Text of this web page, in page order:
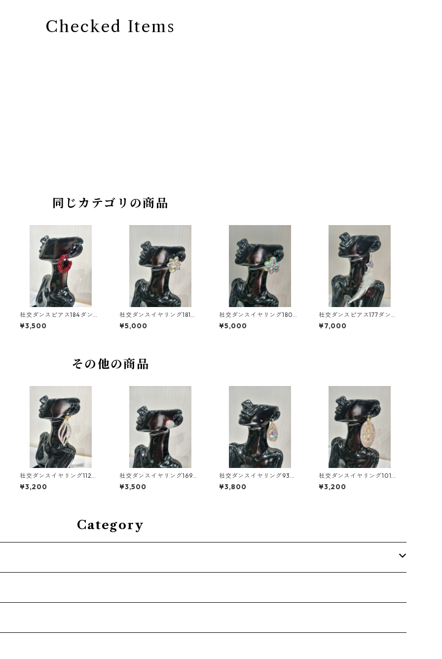
Checked Items
同じカテゴリの商品
社交ダンスピアス184ダンス
アクセサリーベリーダンス
ブライダルアクセサリー
¥3,500
社交ダンスイヤリング181ダ
ンスアクセサリーベリーダ
ンスブライダルアクセサリ
¥5,000
社交ダンスイヤリング180ダ
ンスアクセサリーベリーダ
ンスブライダルアクセサリ
¥5,000
社交ダンスピアス177ダンス
アクセサリーベリーダンス
ブライダルアクセサリー
¥7,000
その他の商品
社交ダンスイヤリング112ダ
ンスアクセサリーベリーダ
ンスブライダルアクセサリ
¥3,200
社交ダンスイヤリング169ダ
ンスアクセサリーベリーダ
ンスブライダルアクセサリ
¥3,500
社交ダンスイヤリング93ダ
ンスアクセサリーベリーダ
ンスブライダルアクセサリ
¥3,800
社交ダンスイヤリング101ダ
ンスアクセサリーベリーダ
ンスブライダルアクセサリ
¥3,200
Category